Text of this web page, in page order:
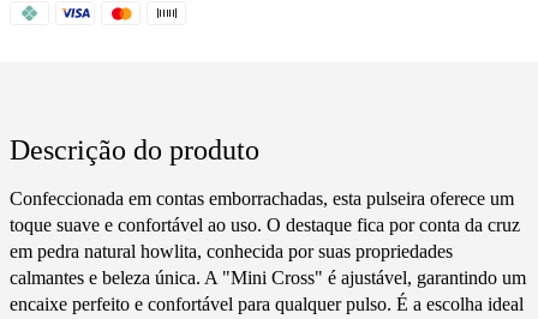
Descrição do produto
Confeccionada em contas emborrachadas, esta pulseira oferece um
toque suave e confortável ao uso. O destaque fica por conta da cruz
em pedra natural howlita, conhecida por suas propriedades
calmantes e beleza única. A "Mini Cross" é ajustável, garantindo um
encaixe perfeito e confortável para qualquer pulso. É a escolha ideal